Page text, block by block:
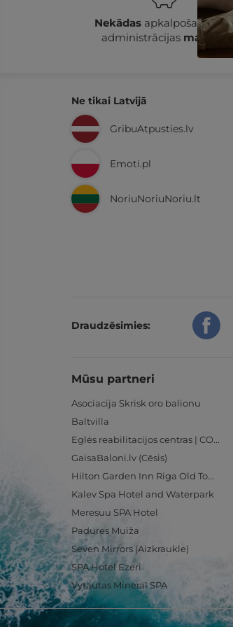
Nekādasapkalpošanas un
administrācijas maksas
Ne tikai Latvijā
GribuAtpusties.lv
Emoti.pl
NoriuNoriuNoriu.lt
Draudzēsimies:
Mūsu partneri
Asociacija Skrisk oro balionu
Baltvilla
Eglės reabilitacijos centras | CORE
GaisaBaloni.lv (Cēsis)
Hilton Garden Inn Riga Old Town
Kalev Spa Hotel and Waterpark
Meresuu SPA Hotel
Padures Muiža
Seven Mirrors (Aizkraukle)
SPA Hotel Ezeri
Vytautas Mineral SPA